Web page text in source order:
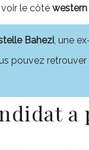
voir le côté western
Bahezi, une
pouvez
a